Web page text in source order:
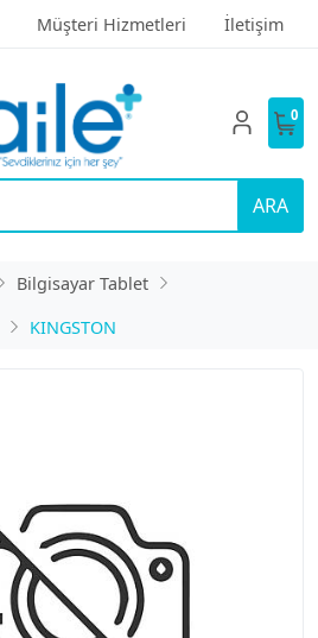
Müşteri Hizmetleri İletişim
ARA
0
Bilgisayar Tablet
KINGSTON